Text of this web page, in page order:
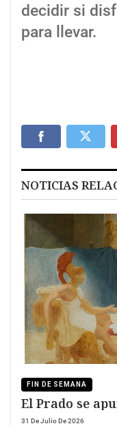
decidir si
para llevar.
NOTICIAS
FIN DE SEMANA
El Prado se
31 De Julio De 2026